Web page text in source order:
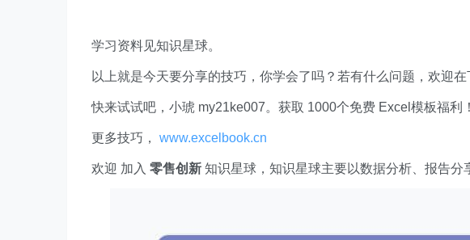
学习资料见知识星球。
以上就是今天要分享的技巧，你学会了吗？若有什么问题，欢迎在
快来试试吧，小琥 my21ke007。获取 1000个免费 Excel模板福利​​​​！
更多技巧， www.excelbook.cn
欢迎 加入 零售创新 知识星球，知识星球主要以数据分析、报告分